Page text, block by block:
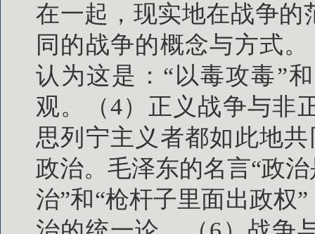
在一起，现实地在战争的
同的战争的概念与方式
认为这是：“以毒攻毒”
观。（4）正义战争与非
思列宁主义者都如此地
政治。毛泽东的名言“政
治”和“枪杆子里面出政权